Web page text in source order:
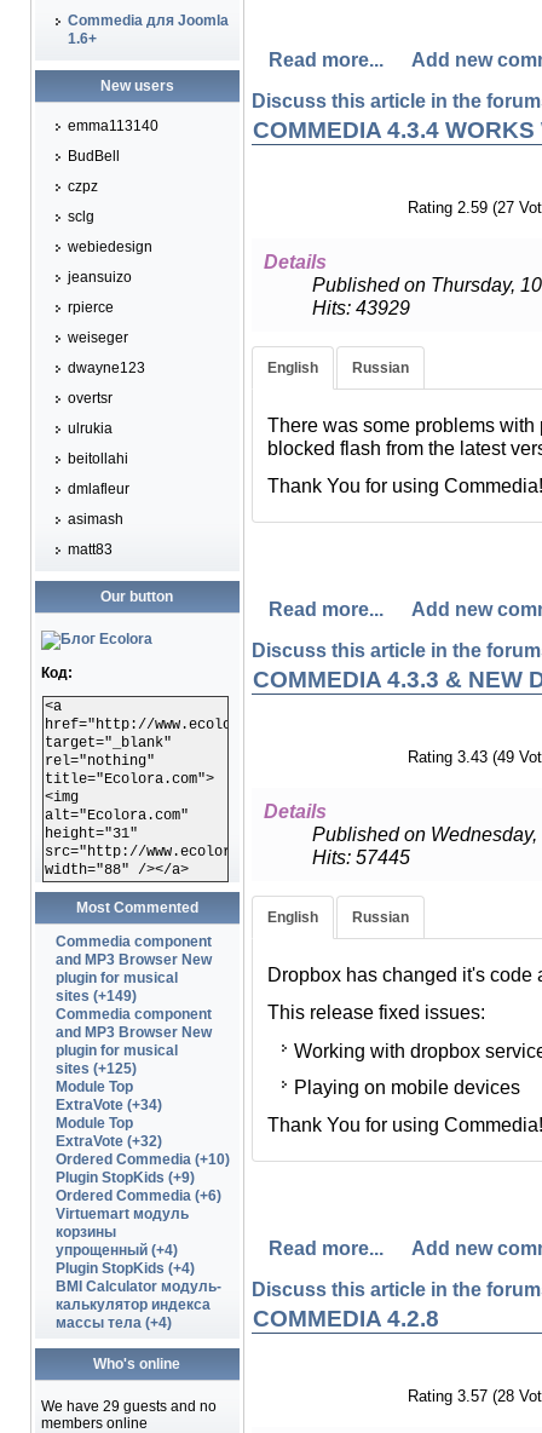
Commedia для Joomla
1.6+
New users
emma113140
BudBell
czpz
sclg
webiedesign
jeansuizo
rpierce
weiseger
dwayne123
overtsr
ulrukia
beitollahi
dmlafleur
asimash
matt83
Our button
Код:
<a
href="http://www.ecolora.com"
target="_blank"
rel="nothing"
title="Ecolora.com">
<img
alt="Ecolora.com"
height="31"
src="http://www.ecolora.com/images/ecoloracom.gif"
width="88" /></a>
Most Commented
Commedia component
and MP3 Browser New
plugin for musical
sites (+149)
Commedia component
and MP3 Browser New
plugin for musical
sites (+125)
Module Top
ExtraVote (+34)
Module Top
ExtraVote (+32)
Ordered Commedia (+10)
Plugin StopKids (+9)
Ordered Commedia (+6)
Virtuemart модуль
корзины
упрощенный (+4)
Plugin StopKids (+4)
BMI Calculator модуль-
калькулятор индекса
массы тела (+4)
Who's online
We have 29 guests and no
members online
Read more...
Add new
Discuss this article in the
COMMEDIA 4.3.4
Rating 2.59 (27
Details
Published on Thursday,
Hits: 43929
English Russian
There was some problems
blocked flash from the latest
Thank You for using Commedia!
В связи с обновлениями
проигрыванием файлов в
Спасибо Вам за поддержку
Read more...
Add new
Discuss this article in the
COMMEDIA 4.3.3 & NEW
Rating 3.43 (49
Details
Published on
Hits: 57445
English Russian
Dropbox has changed it's code
This release fixed issues:
Working with dropbox
Playing on mobile devices
Thank You for using Commedia!
В связи с тем, что DropBox
В этом релизе только два
корректная работа с
Исправлена проблема с
мобильных устройствах.
Спасибо Вам за поддержку
Read more...
Add new
Discuss this article in the
COMMEDIA 4.2.8
Rating 3.57 (28